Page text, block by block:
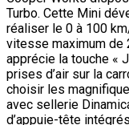
Turbo. Cette Mini
réaliser le 0 à 100
vitesse maximum de
apprécie la touche «
prises d’air sur la
choisir les
avec sellerie
d’appuie-tête